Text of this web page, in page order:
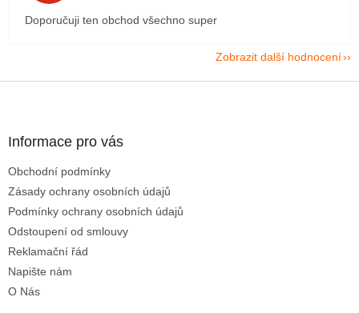
Doporučuji ten obchod všechno super
Zobrazit další hodnocení
Informace pro vás
Obchodní podmínky
Zásady ochrany osobních údajů
Podmínky ochrany osobních údajů
Odstoupení od smlouvy
Reklamační řád
Napište nám
O Nás